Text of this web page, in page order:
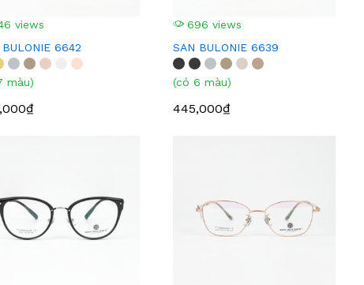
views
BULONIE 6642
màu)
696 views
SAN BULONIE 6639
(có 6 màu)
445,000₫